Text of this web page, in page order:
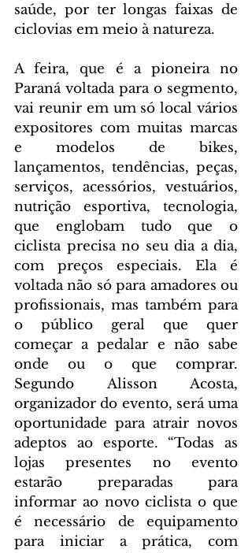
saúde, por ter longas faixas de
ciclovias em meio à natureza.
A feira, que é a pioneira no
Paraná voltada para o segmento,
vai reunir em um só local vários
expositores com muitas marcas
e modelos de bikes,
lançamentos, tendências, peças,
serviços, acessórios, vestuários,
nutrição esportiva, tecnologia,
que englobam tudo que o
ciclista precisa no seu dia a dia,
com preços especiais. Ela é
voltada não só para amadores ou
profissionais, mas também para
o público geral que quer
começar a pedalar e não sabe
onde ou o que comprar.
Segundo Alisson Acosta,
organizador do evento, será uma
oportunidade para atrair novos
adeptos ao esporte. “Todas as
lojas presentes no evento
estarão preparadas para
informar ao novo ciclista o que
é necessário de equipamento
para iniciar a prática, com